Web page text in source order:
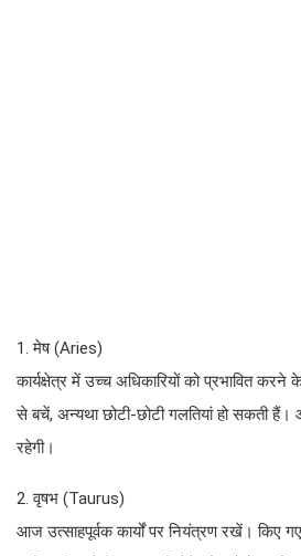
1. मेष (Aries)
कार्यक्षेत्र में उच्च अधिकारियों को प्रभावित
से बचें, अन्यथा छोटी-छोटी गलतियां हो सकती हैं।
रहेगी।
2. वृषभ (Taurus)
आज उत्साहपूर्वक कार्यों पर नियंत्रण रखें। किए